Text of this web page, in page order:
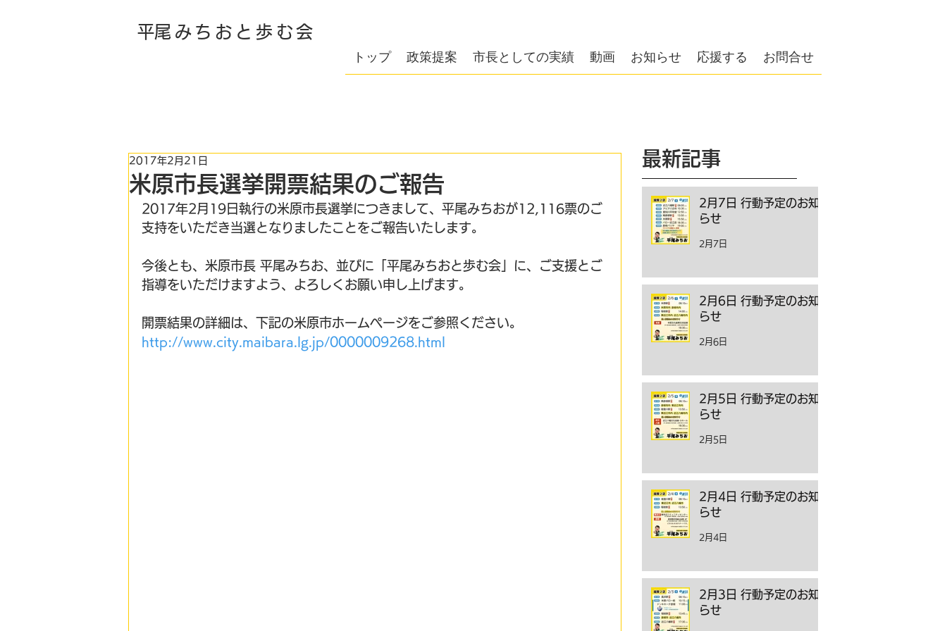
​平尾みちおと歩む会
トップ 政策提案 市長としての実績 動画 お知らせ 応援する お問合せ
米原市長選挙開票結果のご報告
2017年2月21日
2017年2月19日執行の米原市長選挙につきまして、平尾みちおが12,116票のご
支持をいただき当選となりましたことをご報告いたします。
今後とも、米原市長 平尾みちお、並びに「平尾みちおと歩む会」に、ご支援とご
指導をいただけますよう、よろしくお願い申し上げます。
開票結果の詳細は、下記の米原市ホームページをご参照ください。
http://www.city.maibara.lg.jp/0000009268.html
最新記事
2月7日 行動予定のお知
らせ
2月7日
2月6日 行動予定のお知
らせ
2月6日
2月5日 行動予定のお知
らせ
2月5日
2月4日 行動予定のお知
らせ
2月4日
2月3日 行動予定のお知
らせ